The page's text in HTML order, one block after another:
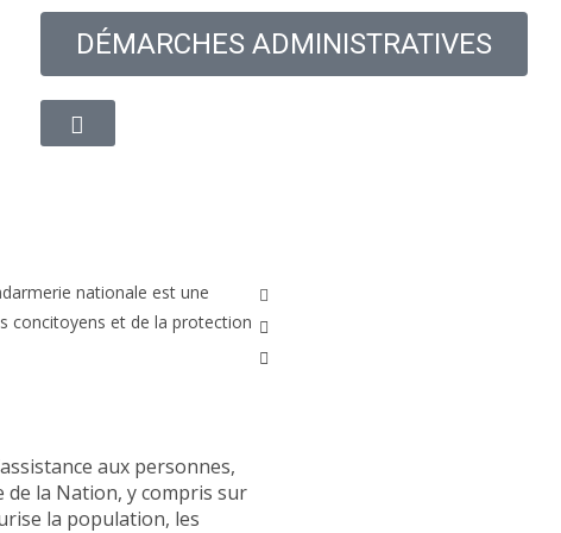
DÉMARCHES ADMINISTRATIVES
nationale est une
concitoyens et de la protection
aux personnes,
de la Nation, y compris sur
la population, les